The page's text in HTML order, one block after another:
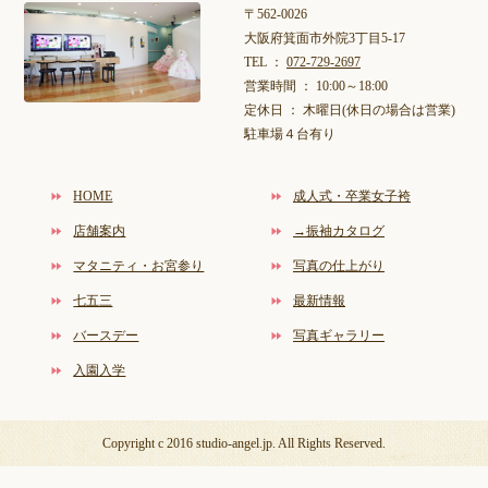
〒562-0026
大阪府箕面市外院3丁目5-17
TEL ： 072-729-2697
営業時間 ： 10:00～18:00
定休日 ： 木曜日(休日の場合は営業)
駐車場４台有り
HOME
店舗案内
マタニティ・お宮参り
七五三
バースデー
入園入学
成人式・卒業女子袴
→振袖カタログ
写真の仕上がり
最新情報
写真ギャラリー
Copyright c 2016 studio-angel.jp. All Rights Reserved.